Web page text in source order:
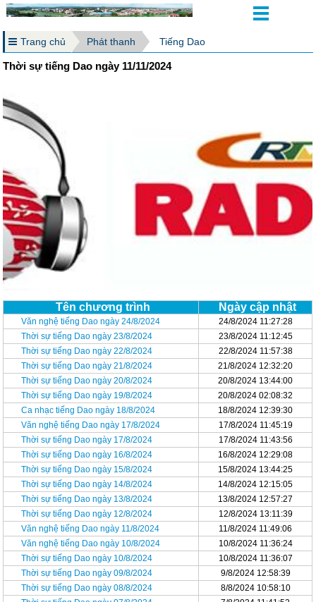
Trang chủ Phát thanh Tiếng Dao
Thời sự tiếng Dao ngày 11/11/2024
Tên chương trình Ngày cập nhật
Văn nghệ tiếng Dao ngày 24/8/2024
24/8/2024 11:27:28
Thời sự tiếng Dao ngày 23/8/2024
23/8/2024 11:12:45
Thời sự tiếng Dao ngày 22/8/2024
22/8/2024 11:57:38
Thời sự tiếng Dao ngày 21/8/2024
21/8/2024 12:32:20
Thời sự tiếng Dao ngày 20/8/2024
20/8/2024 13:44:00
Thời sự tiếng Dao ngày 19/8/2024
20/8/2024 02:08:32
Ca nhạc tiếng Dao ngày 18/8/2024
18/8/2024 12:39:30
Văn nghệ tiếng Dao ngày 17/8/2024
17/8/2024 11:45:19
Thời sự tiếng Dao ngày 17/8/2024
17/8/2024 11:43:56
Thời sự tiếng Dao ngày 16/8/2024
16/8/2024 12:29:08
Thời sự tiếng Dao ngày 15/8/2024
15/8/2024 13:44:25
Thời sự tiếng Dao ngày 14/8/2024
14/8/2024 12:15:05
Thời sự tiếng Dao ngày 13/8/2024
13/8/2024 12:57:27
Thời sự tiếng Dao ngày 12/8/2024
12/8/2024 13:11:39
Văn nghệ tiếng Dao ngày 11/8/2024
11/8/2024 11:49:06
Văn nghệ tiếng Dao ngày 10/8/2024
10/8/2024 11:36:24
Thời sự tiếng Dao ngày 10/8/2024
10/8/2024 11:36:07
Thời sự tiếng Dao ngày 09/8/2024
9/8/2024 12:58:39
Thời sự tiếng Dao ngày 08/8/2024
8/8/2024 10:58:10